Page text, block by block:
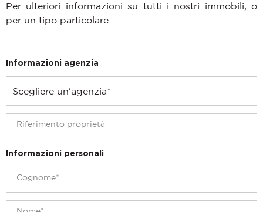
Per ulteriori informazioni su tutti i nostri immobili, o
per un tipo particolare.
Informazioni agenzia
Informazioni personali